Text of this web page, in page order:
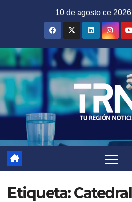
10 de agosto de 2026
Etiqueta:Catedral